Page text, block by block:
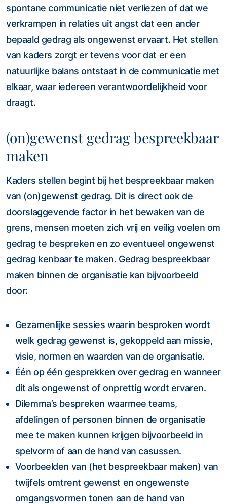
spontane communicatie niet verliezen of dat we
verkrampen in relaties uit angst dat een ander
bepaald gedrag als ongewenst ervaart. Het stellen
van kaders zorgt er tevens voor dat er een
natuurlijke balans ontstaat in de communicatie met
elkaar, waar iedereen verantwoordelijkheid voor
draagt.
(on)gewenst gedrag bespreekbaar
maken
Kaders stellen begint bij het bespreekbaar maken
van (on)gewenst gedrag. Dit is direct ook de
doorslaggevende factor in het bewaken van de
grens, mensen moeten zich vrij en veilig voelen om
gedrag te bespreken en zo eventueel ongewenst
gedrag kenbaar te maken. Gedrag bespreekbaar
maken binnen de organisatie kan bijvoorbeeld
door:
Gezamenlijke sessies waarin besproken wordt
welk gedrag gewenst is, gekoppeld aan missie,
visie, normen en waarden van de organisatie.
Één op één gesprekken over gedrag en wanneer
dit als ongewenst of onprettig wordt ervaren.
Dilemma’s bespreken waarmee teams,
afdelingen of personen binnen de organisatie
mee te maken kunnen krijgen bijvoorbeeld in
spelvorm of aan de hand van casussen.
Voorbeelden van (het bespreekbaar maken) van
twijfels omtrent gewenst en ongewenste
omgangsvormen tonen aan de hand van